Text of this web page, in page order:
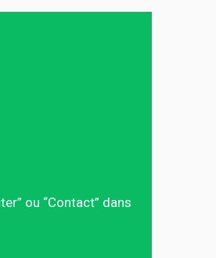
ou “Contact” dans